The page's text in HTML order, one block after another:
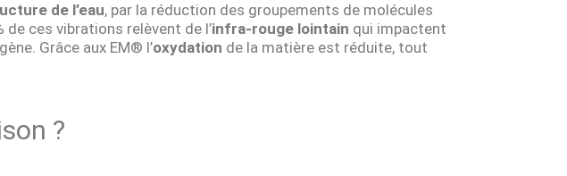
de l’eau, par la réduction des groupements de molécules
de ces vibrations relèvent de l’infra-rouge lointain qui impactent
Grâce aux EM® l’oxydation de la matière est réduite, tout
?